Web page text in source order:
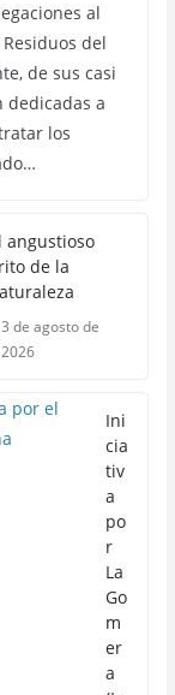
al
del
de sus casi
dedicadas a
los
angustioso
de la
3 de agosto de
2026
Ini
cia
tiv
a
po
r
La
Go
m
er
a